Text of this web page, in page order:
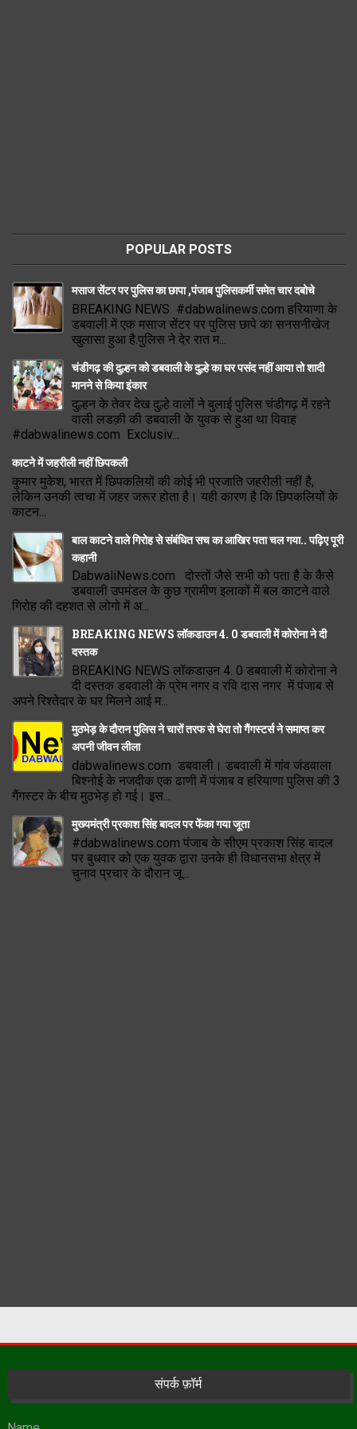
POPULAR POSTS
मसाज सेंटर पर पुलिस का छापा ,पंजाब पुलिसकर्मी समेत चार दबोचे
BREAKING NEWS #dabwalinews.com हरियाणा के
डबवाली में एक मसाज सेंटर पर पुलिस छापे का सनसनीखेज
खुलासा हुआ है.पुलिस ने देर रात म...
चंडीगढ़ की दुल्हन को डबवाली के दुल्हे का घर पसंद नहीं आया तो शादी
मानने से किया इंकार
दुल्हन के तेवर देख दुल्हे वालों ने बुलाई पुलिस चंडीगढ़ में रहने
वाली लडक़ी की डबवाली के युवक से हुआ था विवाह
#dabwalinews.com Exclusiv...
काटने में जहरीली नहीं छिपकली
कुमार मुकेश, भारत में छिपकलियों की कोई भी प्रजाति जहरीली नहीं है,
लेकिन उनकी त्वचा में जहर जरूर होता है। यही कारण है कि छिपकलियों के
काटन...
बाल काटने वाले गिरोह से संबंधित सच का आखिर पता चल गया.. पढ़िए पूरी
कहानी
DabwaliNews.com दोस्तों जैसे सभी को पता है के कैसे
डबवाली उपमंडल के कुछ ग्रामीण इलाकों में बल काटने वाले
गिरोह की दहशत से लोगो में अ...
BREAKING NEWS लॉकडाउन 4. 0 डबवाली में कोरोना ने दी
दस्तक
BREAKING NEWS लॉकडाउन 4. 0 डबवाली में कोरोना ने
दी दस्तक डबवाली के प्रेम नगर व रवि दास नगर में पंजाब से
अपने रिश्तेदार के घर मिलने आई म...
मुठभेड़ के दौरान पुलिस ने चारों तरफ से घेरा तो गैंगस्टर्स ने समाप्त कर
अपनी जीवन लीला
dabwalinews.com डबवाली। डबवाली में गांव जंडवाला
बिश्नोई के नजदीक एक ढाणी में पंजाब व हरियाणा पुलिस की 3
गैंगस्टर के बीच मुठभेड़ हो गई। इस...
मुख्यमंत्री प्रकाश सिंह बादल पर फेंका गया जूता
#dabwalinews.com पंजाब के सीएम प्रकाश सिंह बादल
पर बुधवार को एक युवक द्वारा उनके ही विधानसभा क्षेत्र में
चुनाव प्रचार के दौरान जू...
संपर्क फ़ॉर्म